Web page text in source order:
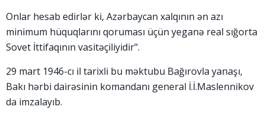
Onlar hesab edirlər ki, Azərbaycan xalqının ən azı
minimum hüquqlarını qoruması üçün yeganə real sığorta
Sovet İttifaqının vasitəçiliyidir".
29 mart 1946-cı il tarixli bu məktubu Bağırovla yanaşı,
Bakı hərbi dairəsinin komandanı general İ.İ.Maslennikov
da imzalayıb.